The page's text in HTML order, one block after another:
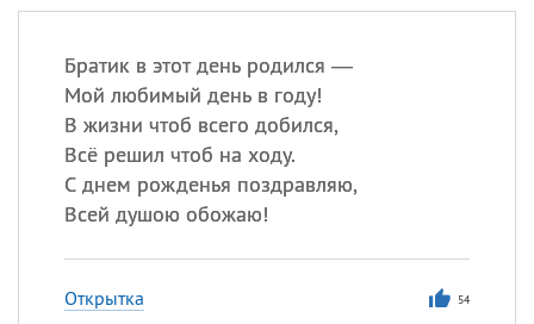
Братик в этот день родился —
Мой любимый день в году!
В жизни чтоб всего добился,
Всё решил чтоб на ходу.
С днем рожденья поздравляю,
Всей душою обожаю!
Открытка 54